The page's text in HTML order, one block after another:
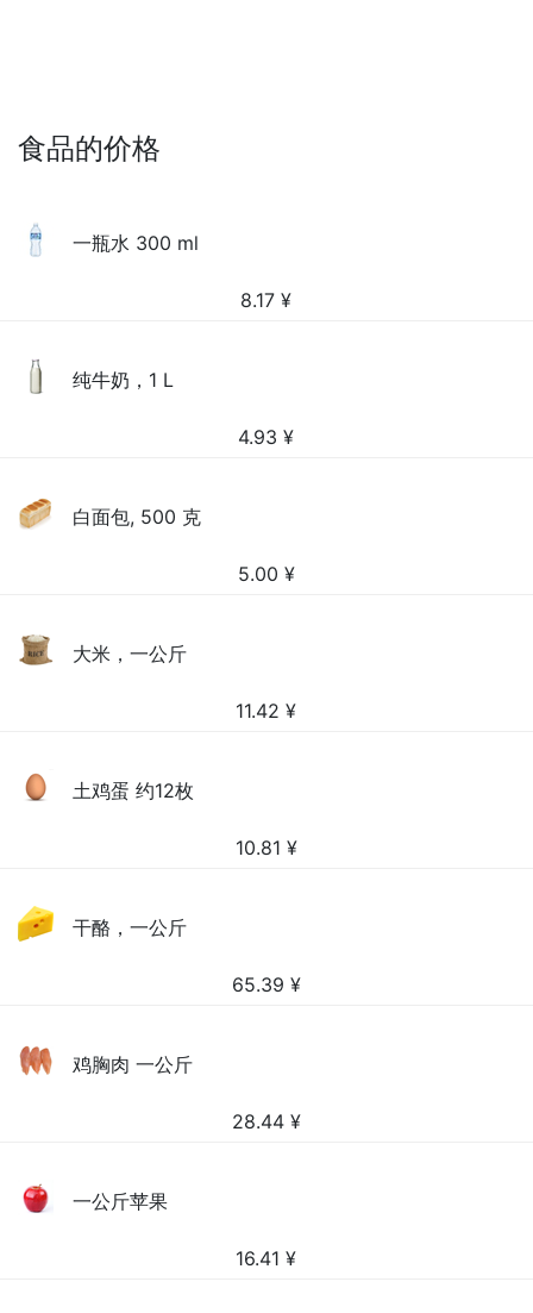
食品的价格
一瓶水 300 ml
8.17 ¥
纯牛奶，1 L
4.93 ¥
白面包, 500 克
5.00 ¥
大米，一公斤
11.42 ¥
土鸡蛋 约12枚
10.81 ¥
干酪，一公斤
65.39 ¥
鸡胸肉 一公斤
28.44 ¥
一公斤苹果
16.41 ¥